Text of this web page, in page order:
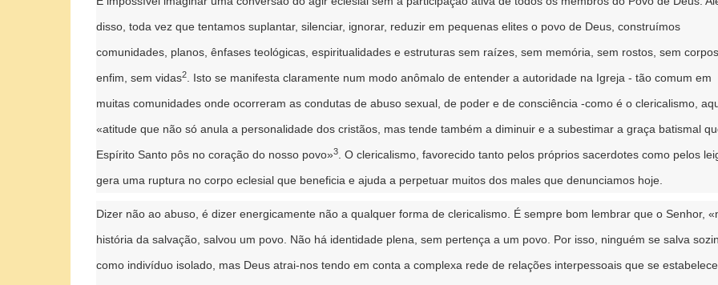
disso, toda vez que tentamos suplantar, silenciar, ignorar, reduzir em pequenas elites o povo de Deus, construímos
comunidades, planos, ênfases teológicas, espiritualidades e estruturas sem raízes, sem memória, sem rostos, sem corpos,
enfim, sem vidas2. Isto se manifesta claramente num modo anômalo de entender a autoridade na Igreja - tão comum em
muitas comunidades onde ocorreram as condutas de abuso sexual, de poder e de consciência -como é o clericalismo,
«atitude que não só anula a personalidade dos cristãos, mas tende também a diminuir e a subestimar a graça batismal
Espírito Santo pôs no coração do nosso povo»3. O clericalismo, favorecido tanto pelos próprios sacerdotes como pelos
gera uma ruptura no corpo eclesial que beneficia e ajuda a perpetuar muitos dos males que denunciamos hoje.
Dizer não ao abuso, é dizer energicamente não a qualquer forma de clericalismo. É sempre bom lembrar que o Senhor,
história da salvação, salvou um povo. Não há identidade plena, sem pertença a um povo. Por isso, ninguém se salva
como indivíduo isolado, mas Deus atrai-nos tendo em conta a complexa rede de relações interpessoais que se